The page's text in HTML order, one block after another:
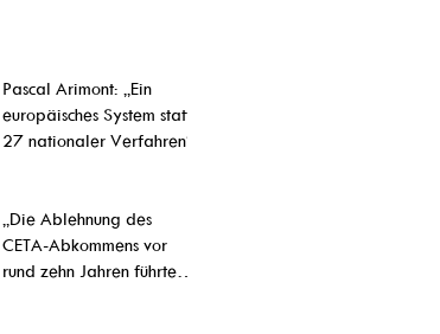
Pascal Arimont: „Ein
europäisches System statt
27 nationaler Verfahren“
„Die Ablehnung des
CETA-Abkommens vor
rund zehn Jahren führte